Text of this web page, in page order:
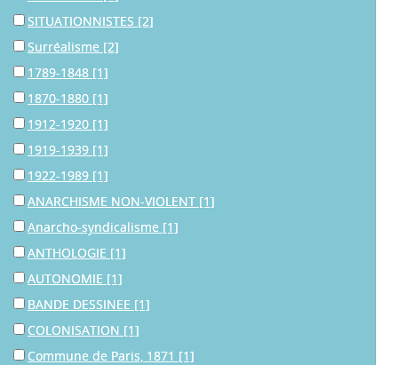
SITUATIONNISTES [2]
Surréalisme [2]
1789-1848 [1]
1870-1880 [1]
1912-1920 [1]
1919-1939 [1]
1922-1989 [1]
ANARCHISME NON-VIOLENT [1]
Anarcho-syndicalisme [1]
ANTHOLOGIE [1]
AUTONOMIE [1]
BANDE DESSINEE [1]
COLONISATION [1]
Commune de Paris, 1871 [1]